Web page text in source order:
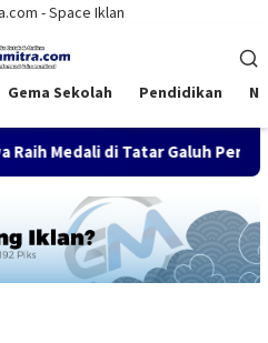
Gema Sekolah Pendidikan
Galuh Perisai Diri Cup VIII